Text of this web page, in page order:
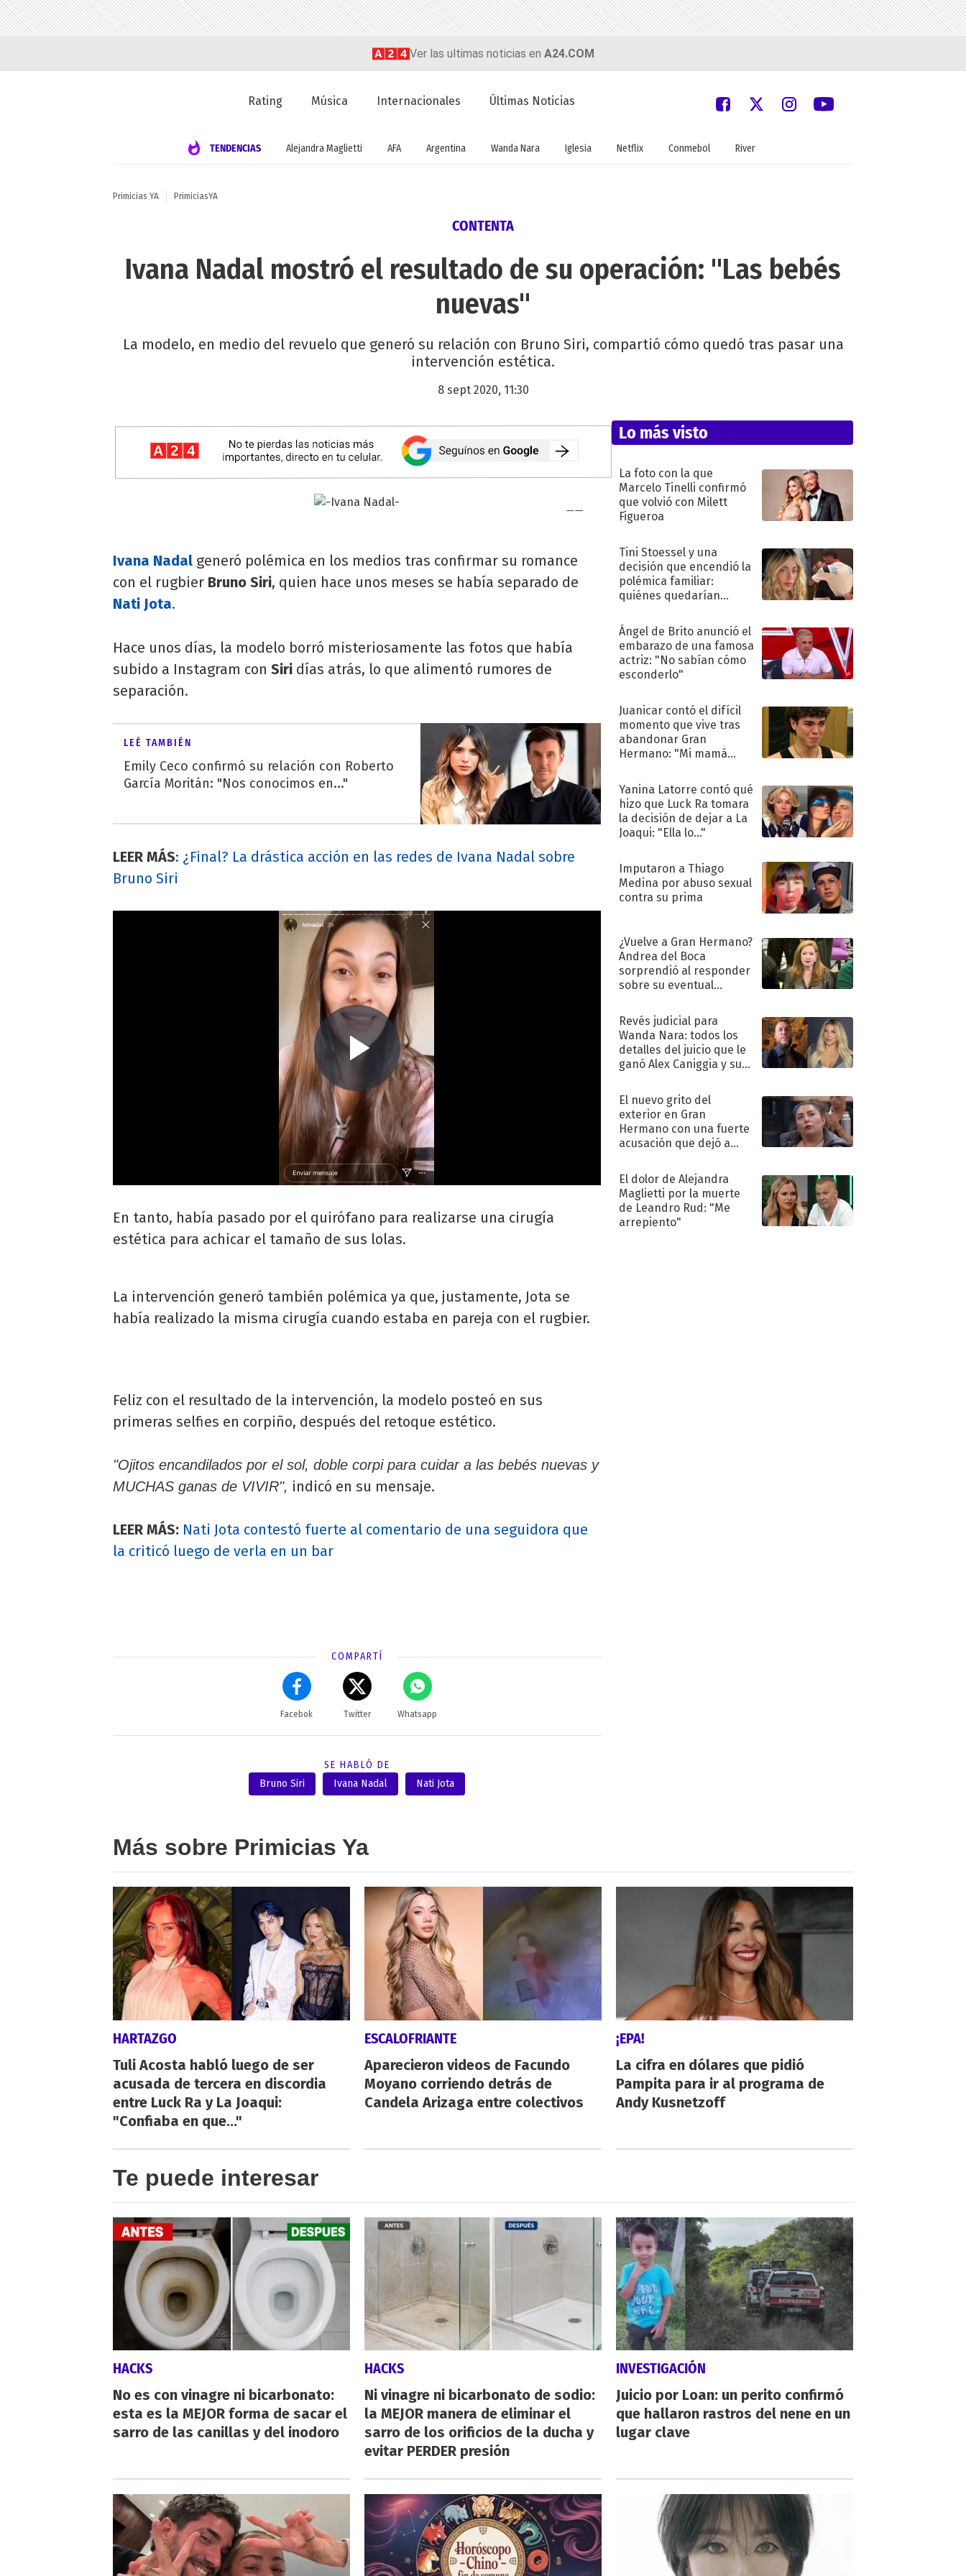
Ver las ultimas noticias en A24.COM
Rating Música Internacionales Últimas Noticias
TENDENCIAS Alejandra Maglietti AFA Argentina Wanda Nara Iglesia Netflix Conmebol River
Primicias YA PrimiciasYA
CONTENTA
Ivana Nadal mostró el resultado de su operación: "Las bebés
nuevas"
La modelo, en medio del revuelo que generó su relación con Bruno Siri, compartió cómo quedó tras pasar una
intervención estética.
8 sept 2020, 11:30
Ivana Nadal generó polémica en los medios tras confirmar su romance
con el rugbier Bruno Siri, quien hace unos meses se había separado de
Nati Jota.
Hace unos días, la modelo borró misteriosamente las fotos que había
subido a Instagram con Siri días atrás, lo que alimentó rumores de
separación.
LEÉ TAMBIÉN
Emily Ceco confirmó su relación con Roberto
García Moritán: "Nos conocimos en..."
LEER MÁS: ¿Final? La drástica acción en las redes de Ivana Nadal sobre
Bruno Siri
En tanto, había pasado por el quirófano para realizarse una cirugía
estética para achicar el tamaño de sus lolas.
La intervención generó también polémica ya que, justamente, Jota se
había realizado la misma cirugía cuando estaba en pareja con el rugbier.
Feliz con el resultado de la intervención, la modelo posteó en sus
primeras selfies en corpiño, después del retoque estético.
"Ojitos encandilados por el sol, doble corpi para cuidar a las bebés nuevas y
MUCHAS ganas de VIVIR", indicó en su mensaje.
LEER MÁS: Nati Jota contestó fuerte al comentario de una seguidora que
la criticó luego de verla en un bar
COMPARTÍ
Facebok Twitter Whatsapp
SE HABLÓ DE
Bruno Siri
Ivana Nadal Nati Jota
Lo más visto
La foto con la que
Marcelo Tinelli confirmó
que volvió con Milett
Figueroa
Tini Stoessel y una
decisión que encendió la
polémica familiar:
quiénes quedarían
Ángel de Brito anunció el
embarazo de una famosa
actriz: "No sabían cómo
esconderlo"
Juanicar contó el difícil
momento que vive tras
abandonar Gran
Hermano: "Mi mamá
Yanina Latorre contó qué
hizo que Luck Ra tomara
la decisión de dejar a La
Joaqui: "Ella lo..."
Imputaron a Thiago
Medina por abuso sexual
contra su prima
¿Vuelve a Gran Hermano?
Andrea del Boca
sorprendió al responder
sobre su eventual
Revés judicial para
Wanda Nara: todos los
detalles del juicio que le
ganó Alex Caniggia y sus
El nuevo grito del
exterior en Gran
Hermano con una fuerte
acusación que dejó a
"Traidora"
El dolor de Alejandra
Maglietti por la muerte
de Leandro Rud: "Me
arrepiento"
Más sobre Primicias Ya
HARTAZGO
Tuli Acosta habló luego de ser
acusada de tercera en discordia
entre Luck Ra y La Joaqui:
"Confiaba en que..."
ESCALOFRIANTE
Aparecieron videos de Facundo
Moyano corriendo detrás de
Candela Arizaga entre colectivos
¡EPA!
La cifra en dólares que pidió
Pampita para ir al programa de
Andy Kusnetzoff
Te puede interesar
HACKS
No es con vinagre ni bicarbonato:
esta es la MEJOR forma de sacar el
sarro de las canillas y del inodoro
HACKS
Ni vinagre ni bicarbonato de sodio:
la MEJOR manera de eliminar el
sarro de los orificios de la ducha y
evitar PERDER presión
INVESTIGACIÓN
Juicio por Loan: un perito confirmó
que hallaron rastros del nene en un
lugar clave